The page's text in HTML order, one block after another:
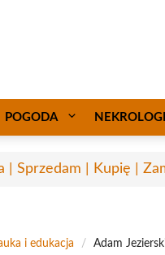
POGODA NEKROLOGI
| Sprzedam | Kupię |
i edukacja / Adam